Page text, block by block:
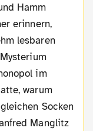
Hamm
erinnern,
lesbaren
im
warum
Socken
Manglitz